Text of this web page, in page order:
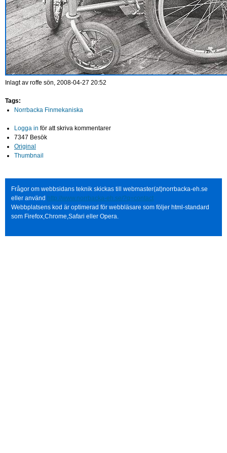
Inlagt av roffe sön, 2008-04-27 20:52
Tags:
Norrbacka Finmekaniska
Logga in för att skriva kommentarer
7347 Besök
Original
Thumbnail
Frågor om webbsidans teknik skickas till webmaster(at)norrbacka-eh.se
eller använd http://www.norrbacka-eh.se/?q=contact
Webbplatsens kod är optimerad för webbläsare som följer html-standard
som Firefox,Chrome,Safari eller Opera.